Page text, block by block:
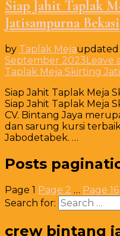
Siap Jahit Taplak
Jatisampurna Bekasi
by Taplak Mejaupdated
September 2023Leave
Taplak Meja Skirting
Siap Jahit Taplak Meja
Siap Jahit Taplak Meja
CV. Bintang Jaya
dan sarung kursi
Jabodetabek. …
Posts
Page 1 Page 2 … Page 16
Search for:
crew bintang